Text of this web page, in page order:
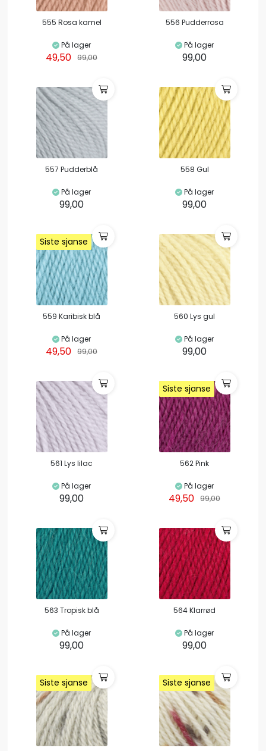
555 Rosa kamel
På lager
49,50 99,00
556 Pudderrosa
På lager
99,00
557 Pudderblå
På lager
99,00
558 Gul
På lager
99,00
Siste sjanse
Siste sjanse
Siste sjanse
Siste sjanse
559 Karibisk blå
På lager
49,50 99,00
560 Lys gul
På lager
99,00
561 Lys lilac
På lager
99,00
Siste sjanse
Siste sjanse
Siste sjanse
Siste sjanse
562 Pink
På lager
49,50 99,00
563 Tropisk blå
På lager
99,00
564 Klarrød
På lager
99,00
Siste sjanse
Siste sjanse
Siste sjanse
Siste sjanse Siste sjanse
Siste sjanse
Siste sjanse
Siste sjanse